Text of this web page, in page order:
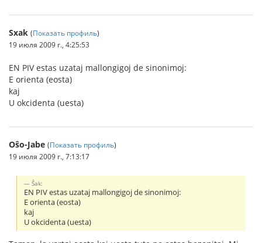
Sxak (Показать профиль)
19 июля 2009 г., 4:25:53
EN PIV estas uzataj mallongigoj de sinonimoj:
E orienta (eosta)
kaj
U okcidenta (uesta)
Oŝo-Jabe (Показать профиль)
19 июля 2009 г., 7:13:17
Ŝak:
EN PIV estas uzataj mallongigoj de sinonimoj:
E orienta (eosta)
kaj
U okcidenta (uesta)